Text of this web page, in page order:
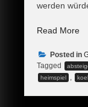
werden
Read More
so
Posted in
Tagged
heimspiel ,